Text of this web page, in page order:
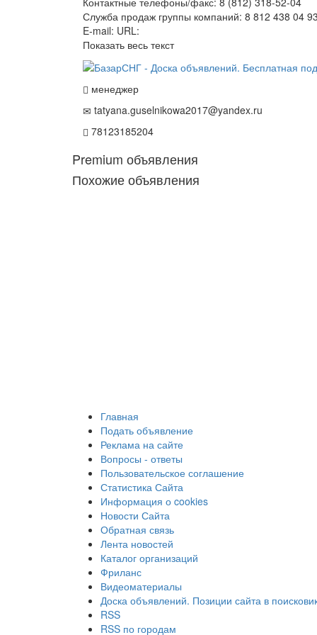
Служба продаж группы компаний: 8 812 438 04
E-mail: URL:
Показать весь текст
менеджер
tatyana.guselnikowa2017@yandex.ru
78123185204
Premium объявления
Похожие объявления
Главная
Подать объявление
Реклама на сайте
Вопросы - ответы
Пользовательское соглашение
Статистика Сайта
Информация о cookies
Новости Сайта
Обратная связь
Лента новостей
Каталог организаций
Фриланс
Видеоматериалы
Доска объявлений. Позиции сайта в
RSS
RSS по городам